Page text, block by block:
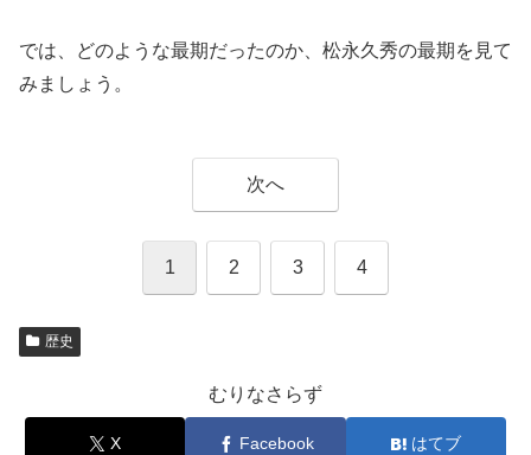
では、どのような最期だったのか、松永久秀の最期を見て
みましょう。
次へ
1 2 3 4
歴史
むりなさらず
X Facebook はてブ